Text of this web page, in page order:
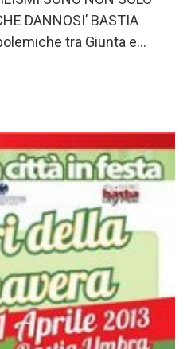
DANNOSI’ BASTIA
tra Giunta e
le critiche di Caccinelli,…